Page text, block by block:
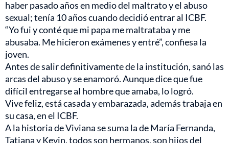
haber pasado años en medio del maltrato y el abuso
sexual; tenía 10 años cuando decidió entrar al ICBF.
“Yo fui y conté que mi papa me maltrataba y me
abusaba. Me hicieron exámenes y entré”, confiesa la
joven.
Antes de salir definitivamente de la institución, sanó las
arcas del abuso y se enamoró. Aunque dice que fue
difícil entregarse al hombre que amaba, lo logró.
Vive feliz, está casada y embarazada, además trabaja en
su casa, en el ICBF.
A la historia de Viviana se suma la de María Fernanda,
Tatiana y Kevin, todos son hermanos, son hijos del